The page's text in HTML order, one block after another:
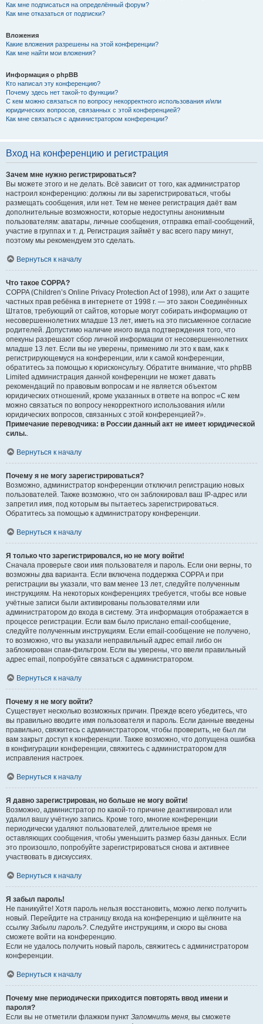
Как мне подписаться на определённый форум?
Как мне отказаться от подписки?
Вложения
Какие вложения разрешены на этой конференции?
Как мне найти мои вложения?
Информация о phpBB
Кто написал эту конференцию?
Почему здесь нет такой-то функции?
С кем можно связаться по вопросу некорректного использования и/или
юридических вопросов, связанных с этой конференцией?
Как мне связаться с администратором конференции?
Вход на конференцию и регистрация
Зачем мне нужно регистрироваться?
Вы можете этого и не делать. Всё зависит от того, как администратор
настроил конференцию: должны ли вы зарегистрироваться, чтобы
размещать сообщения, или нет. Тем не менее регистрация даёт вам
дополнительные возможности, которые недоступны анонимным
пользователям: аватары, личные сообщения, отправка email-сообщений,
участие в группах и т. д. Регистрация займёт у вас всего пару минут,
поэтому мы рекомендуем это сделать.
Вернуться к началу
Что такое COPPA?
COPPA (Children’s Online Privacy Protection Act of 1998), или Акт о защите
частных прав ребёнка в интернете от 1998 г. — это закон Соединённых
Штатов, требующий от сайтов, которые могут собирать информацию от
несовершеннолетних младше 13 лет, иметь на это письменное согласие
родителей. Допустимо наличие иного вида подтверждения того, что
опекуны разрешают сбор личной информации от несовершеннолетних
младше 13 лет. Если вы не уверены, применимо ли это к вам, как к
регистрирующемуся на конференции, или к самой конференции,
обратитесь за помощью к юрисконсульту. Обратите внимание, что phpBB
Limited администрация данной конференции не может давать
рекомендаций по правовым вопросам и не является объектом
юридических отношений, кроме указанных в ответе на вопрос «С кем
можно связаться по вопросу некорректного использования и/или
юридических вопросов, связанных с этой конференцией?».
Примечание переводчика: в России данный акт не имеет юридической
силы..
Вернуться к началу
Почему я не могу зарегистрироваться?
Возможно, администратор конференции отключил регистрацию новых
пользователей. Также возможно, что он заблокировал ваш IP-адрес или
запретил имя, под которым вы пытаетесь зарегистрироваться.
Обратитесь за помощью к администратору конференции.
Вернуться к началу
Я только что зарегистрировался, но не могу войти!
Сначала проверьте свои имя пользователя и пароль. Если они верны, то
возможны два варианта. Если включена поддержка COPPA и при
регистрации вы указали, что вам менее 13 лет, следуйте полученным
инструкциям. На некоторых конференциях требуется, чтобы все новые
учётные записи были активированы пользователями или
администратором до входа в систему. Эта информация отображается в
процессе регистрации. Если вам было прислано email-сообщение,
следуйте полученным инструкциям. Если email-сообщение не получено,
то возможно, что вы указали неправильный адрес email либо он
заблокирован спам-фильтром. Если вы уверены, что ввели правильный
адрес email, попробуйте связаться с администратором.
Вернуться к началу
Почему я не могу войти?
Существует несколько возможных причин. Прежде всего убедитесь, что
вы правильно вводите имя пользователя и пароль. Если данные введены
правильно, свяжитесь с администратором, чтобы проверить, не был ли
вам закрыт доступ к конференции. Также возможно, что допущена ошибка
в конфигурации конференции, свяжитесь с администратором для
исправления настроек.
Вернуться к началу
Я давно зарегистрирован, но больше не могу войти!
Возможно, администратор по какой-то причине деактивировал или
удалил вашу учётную запись. Кроме того, многие конференции
периодически удаляют пользователей, длительное время не
оставляющих сообщения, чтобы уменьшить размер базы данных. Если
это произошло, попробуйте зарегистрироваться снова и активнее
участвовать в дискуссиях.
Вернуться к началу
Я забыл пароль!
Не паникуйте! Хотя пароль нельзя восстановить, можно легко получить
новый. Перейдите на страницу входа на конференцию и щёлкните на
ссылку Забыли пароль?. Следуйте инструкциям, и скоро вы снова
сможете войти на конференцию.
Если не удалось получить новый пароль, свяжитесь с администратором
конференции.
Вернуться к началу
Почему мне периодически приходится повторять ввод имени и
пароля?
Если вы не отметили флажком пункт Запомнить меня, вы сможете